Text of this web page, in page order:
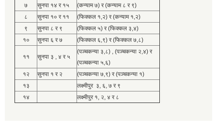
७ सुनपा १४ र १५
(कन्याम ७) र (कन्याम ८ र ९)
८
सुनपा १० र ११
(फिक्कल १,२) र (कन्याम १,२)
९
सुनपा ८ र ९
(फिक्कल ५) र (फिक्कल ३,४)
१०
सुनपा ६ र ७ (फिक्कल ६,९) र (फिक्कल ७,८)
११ सुनपा ३ , ४ र ५
(पञ्चकन्या ३,८) , (पञ्चकन्या २,४) र
(पञ्चकन्या ५,६)
१२
सुनपा १ र २
(पञ्चकन्या ७,९) र (पञ्चकन्या १)
१३
लक्ष्मीपुर ३, ६, ७ र ९
१४
लक्ष्मीपुर १, २, ४ र ८